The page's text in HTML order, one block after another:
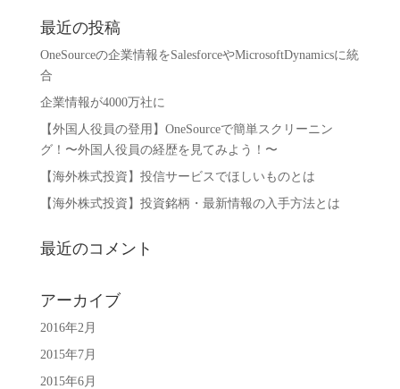
最近の投稿
OneSourceの企業情報をSalesforceやMicrosoftDynamicsに統
合
企業情報が4000万社に
【外国人役員の登用】OneSourceで簡単スクリーニン
グ！〜外国人役員の経歴を見てみよう！〜
【海外株式投資】投信サービスでほしいものとは
【海外株式投資】投資銘柄・最新情報の入手方法とは
最近のコメント
アーカイブ
2016年2月
2015年7月
2015年6月